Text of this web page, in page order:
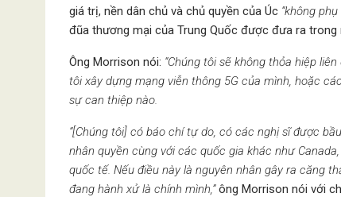
giá trị, nền dân chủ và chủ quyền của Úc “không
đũa thương mại của Trung Quốc được đưa ra trong
Ông Morrison nói: “Chúng tôi sẽ không thỏa hiệp
tôi xây dựng mạng viễn thông 5G của mình, hoặc
sự can thiệp nào.
“[Chúng tôi] có báo chí tự do, có các nghị sĩ được
nhân quyền cùng với các quốc gia khác như
quốc tế. Nếu điều này là nguyên nhân gây ra căng
đang hành xử là chính mình,”ông Morrison nói với